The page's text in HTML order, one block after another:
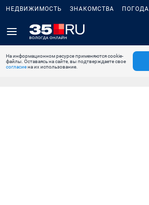
НЕДВИЖИМОСТЬ ЗНАКОМСТВА ПОГОДА
На информационном ресурсе применяются cookie-
файлы. Оставаясь на сайте, вы подтверждаете свое
согласиена их использование.